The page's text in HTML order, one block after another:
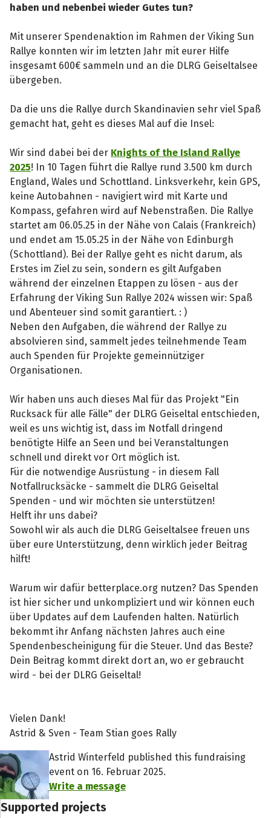
haben und nebenbei wieder Gutes tun?
Mit unserer Spendenaktion im Rahmen der Viking Sun
Rallye konnten wir im letzten Jahr mit eurer Hilfe
insgesamt 600€ sammeln und an die DLRG Geiseltalsee
übergeben.
Da die uns die Rallye durch Skandinavien sehr viel Spaß
gemacht hat, geht es dieses Mal auf die Insel:
Wir sind dabei bei der Knights of the Island Rallye
2025! In 10 Tagen führt die Rallye rund 3.500 km durch
England, Wales und Schottland. Linksverkehr, kein GPS,
keine Autobahnen - navigiert wird mit Karte und
Kompass, gefahren wird auf Nebenstraßen. Die Rallye
startet am 06.05.25 in der Nähe von Calais (Frankreich)
und endet am 15.05.25 in der Nähe von Edinburgh
(Schottland). Bei der Rallye geht es nicht darum, als
Erstes im Ziel zu sein, sondern es gilt Aufgaben
während der einzelnen Etappen zu lösen - aus der
Erfahrung der Viking Sun Rallye 2024 wissen wir: Spaß
und Abenteuer sind somit garantiert. : )
Neben den Aufgaben, die während der Rallye zu
absolvieren sind, sammelt jedes teilnehmende Team
auch Spenden für Projekte gemeinnütziger
Organisationen.
Wir haben uns auch dieses Mal für das Projekt "Ein
Rucksack für alle Fälle" der DLRG Geiseltal entschieden,
weil es uns wichtig ist, dass im Notfall dringend
benötigte Hilfe an Seen und bei Veranstaltungen
schnell und direkt vor Ort möglich ist.
Für die notwendige Ausrüstung - in diesem Fall
Notfallrucksäcke - sammelt die DLRG Geiseltal
Spenden - und wir möchten sie unterstützen!
Helft ihr uns dabei?
Sowohl wir als auch die DLRG Geiseltalsee freuen uns
über eure Unterstützung, denn wirklich jeder Beitrag
hilft!
Warum wir dafür betterplace.org nutzen? Das Spenden
ist hier sicher und unkompliziert und wir können euch
über Updates auf dem Laufenden halten. Natürlich
bekommt ihr Anfang nächsten Jahres auch eine
Spendenbescheinigung für die Steuer. Und das Beste?
Dein Beitrag kommt direkt dort an, wo er gebraucht
wird - bei der DLRG Geiseltal!
Vielen Dank!
Astrid & Sven - Team Stian goes Rally
Astrid Winterfeld published this fundraising
event on 16. Februar 2025.
Write a message
Supported projects